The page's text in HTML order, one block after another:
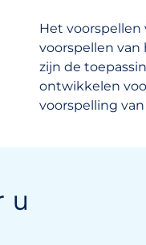
Het
voorspellen
zijn de
ontwikkelen
voorspelling
u